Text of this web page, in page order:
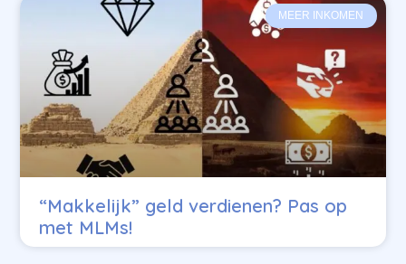
MEER INKOMEN
“Makkelijk” geld verdienen? Pas op
met MLMs!